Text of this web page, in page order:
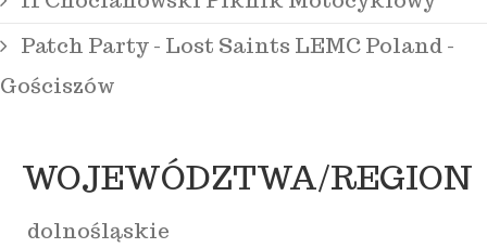
Patch Party - Lost Saints LEMC Poland -
Gościszów
WOJEWÓDZTWA/REGION
dolnośląskie